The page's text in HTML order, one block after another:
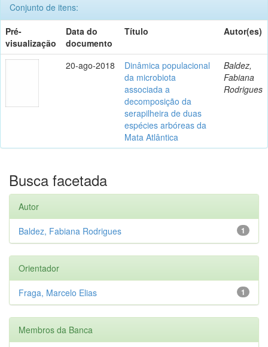
Conjunto de itens:
Pré-
visualização
Data do
documento
Título Autor(es)
20-ago-2018
Dinâmica populacional
da microbiota
associada a
decomposição da
serapilheira de duas
espécies arbóreas da
Mata Atlântica
Baldez,
Fabiana
Rodrigues
Busca facetada
Autor
1
Baldez, Fabiana Rodrigues
Orientador
1
Fraga, Marcelo Elias
Membros da Banca